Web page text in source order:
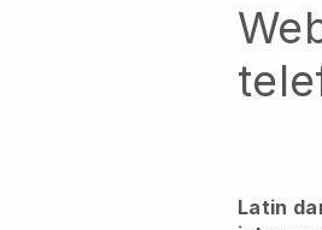
Latin